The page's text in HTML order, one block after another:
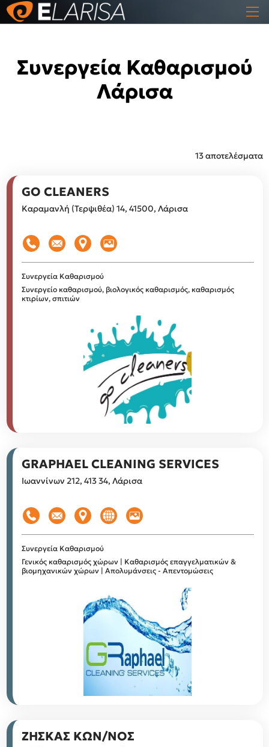
Συνεργεία Καθαρισμού
Λάρισα
13 αποτελέσματα
GO CLEANERS
Καραμανλή (Τερψιθέα) 14, 41500, Λάρισα
Συνεργεία Καθαρισμού
Συνεργείο καθαρισμού, βιολογικός καθαρισμός, καθαρισμός
κτιρίων, σπιτιών
GRAPHAEL CLEANING SERVICES
Ιωαννίνων 212, 413 34, Λάρισα
Συνεργεία Καθαρισμού
Γενικός καθαρισμός χώρων | Kαθαρισμός επαγγελματικών &
βιομηχανικών χώρων | Απολυμάνσεις - Απεντομώσεις
ΖΗΣΚΑΣ ΚΩΝ/ΝΟΣ